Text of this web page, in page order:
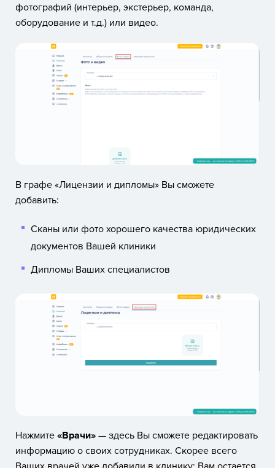
фотографий (интерьер, экстерьер, команда,
оборудование и т.д.) или видео.
В графе «Лицензии и дипломы» Вы сможете
добавить:
Сканы или фото хорошего качества юридических
документов Вашей клиники
Дипломы Ваших специалистов
Нажмите «Врачи» — здесь Вы сможете редактировать
информацию о своих сотрудниках. Скорее всего